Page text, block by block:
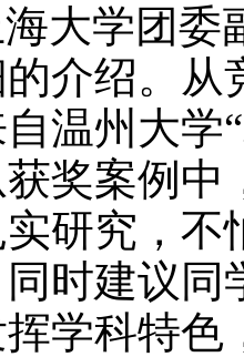
大学团委
介绍。从
温州大学
奖案例中
研究，不
时建议
学科特色